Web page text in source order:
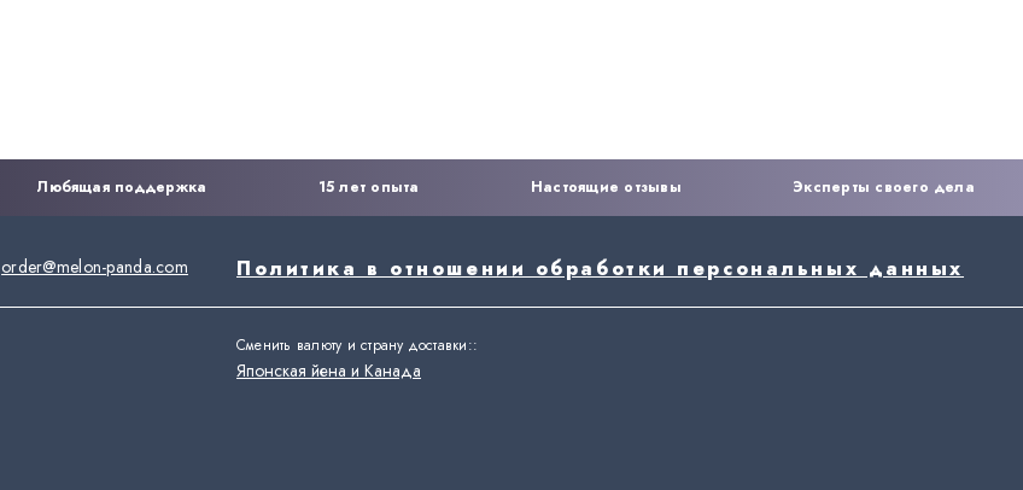
Любящая поддержка 15 лет опыта Настоящие отзывы Эксперты своего дела
order@melon-panda.com Политика в отношении обработки персональных данных
Сменить валюту и страну доставки::
Японская йена и Канада